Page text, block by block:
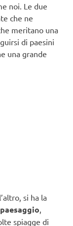
noi. Le due
che ne
meritano una
di paesini
una grande
si ha la
spiagge di